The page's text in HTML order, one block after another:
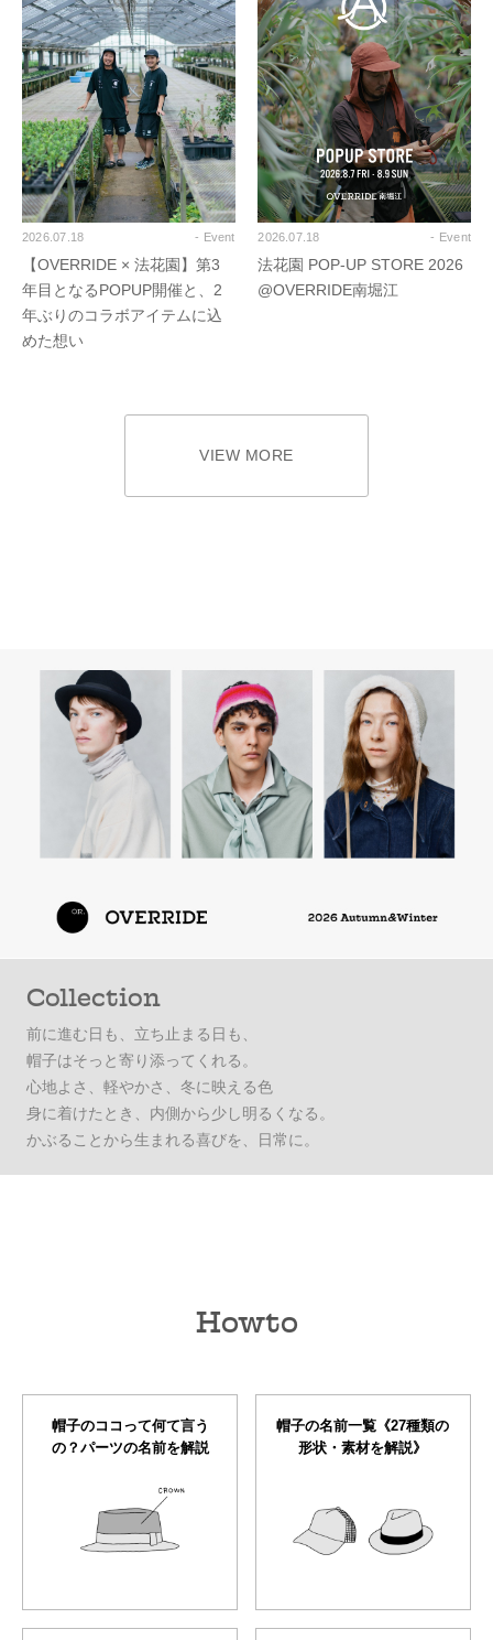
2026.07.18 - Event
【OVERRIDE × 法花園】第3
年目となるPOPUP開催と、2
年ぶりのコラボアイテムに込
めた想い
2026.07.18 - Event
法花園 POP-UP STORE 2026
@OVERRIDE南堀江
VIEW MORE
Collection
前に進む日も、立ち止まる日も、
帽子はそっと寄り添ってくれる。
心地よさ、軽やかさ、冬に映える色
身に着けたとき、内側から少し明るくなる。
かぶることから生まれる喜びを、日常に。
Howto
帽子のココって何て言う
の？パーツの名前を解説
帽子の名前一覧《27種類の
形状・素材を解説》